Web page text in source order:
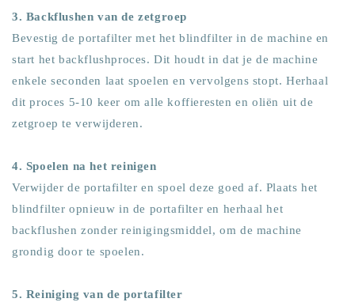
3. Backflushen van de zetgroep
Bevestig de portafilter met het blindfilter in de machine en
start het backflushproces. Dit houdt in dat je de machine
enkele seconden laat spoelen en vervolgens stopt. Herhaal
dit proces 5-10 keer om alle koffieresten en oliën uit de
zetgroep te verwijderen.
4. Spoelen na het reinigen
Verwijder de portafilter en spoel deze goed af. Plaats het
blindfilter opnieuw in de portafilter en herhaal het
backflushen zonder reinigingsmiddel, om de machine
grondig door te spoelen.
5. Reiniging van de portafilter